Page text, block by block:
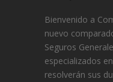
Bienvenido a
nuevo
Seguros
especializados
resolverán sus